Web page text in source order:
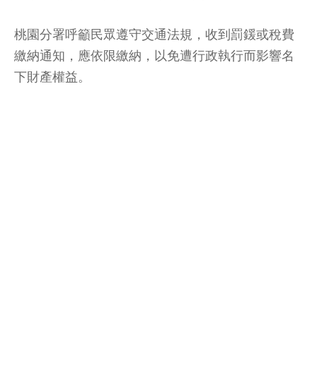
桃園分署呼籲民眾遵守交通法規，收到罰鍰或稅費
繳納通知，應依限繳納，以免遭行政執行而影響名
下財產權益。